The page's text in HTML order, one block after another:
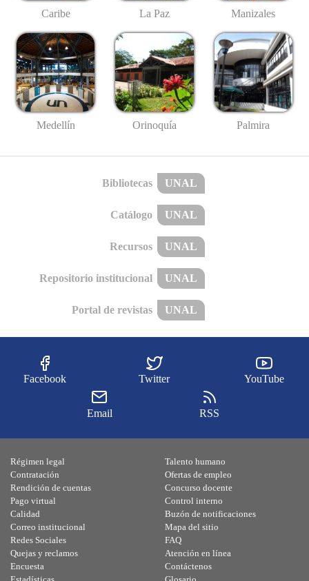
Caribe La Paz Manizales
Medellín Orinoquía Palmira
Bibliotecas UNAL
Catálogo UNAL
Recursos UNAL
Repositorio institucional UNAL
Portal de revistas UNAL
Facebook Twitter YouTube
Email RSS
Régimen legal
Contratación
Rendición de cuentas
Pago virtual
Calidad
Talento humano
Ofertas de empleo
Concurso docente
Control interno
Buzón de notificaciones
Correo institucional
Redes Sociales
Quejas y reclamos
Encuesta
Mapa del sitio
FAQ
Atención en línea
Contáctenos